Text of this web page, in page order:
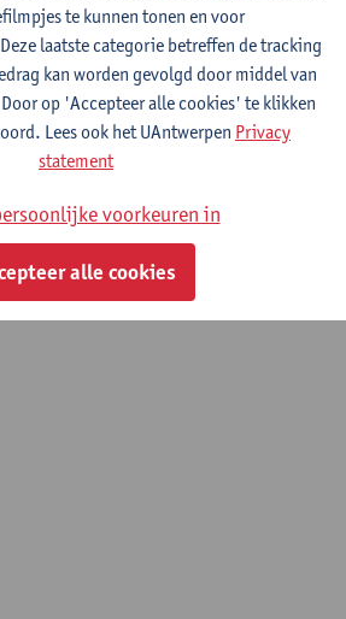
voor materiaalonderzoek (EMAT)
zelf-assemblages van
halide perovskiet
2028
te kunnen tonen en voor
laatste categorie betreffen de tracking
kan worden gevolgd door middel van
op 'Accepteer alle cookies' te klikken
Lees ook het UAntwerpen Privacy
statement
voorkeuren in
alle cookies